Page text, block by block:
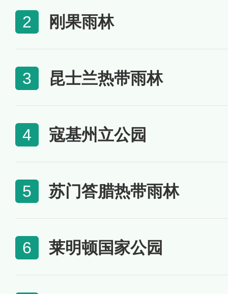
2 刚果雨林
3 昆士兰热带雨林
4 寇基州立公园
5 苏门答腊热带雨林
6 莱明顿国家公园